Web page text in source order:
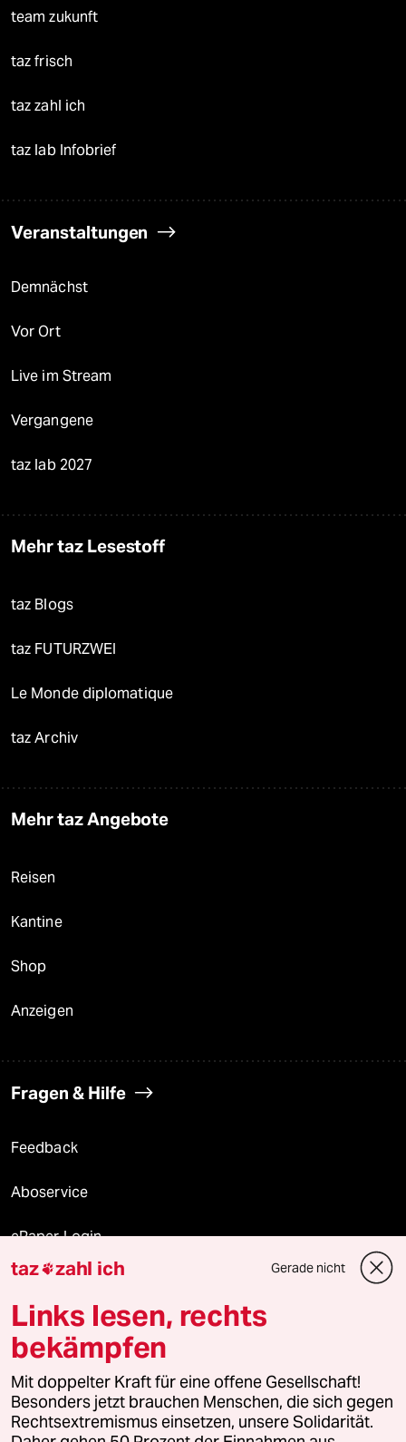
team zukunft
taz frisch
taz zahl ich
taz lab Infobrief
Veranstaltungen
Demnächst
Vor Ort
Live im Stream
Vergangene
taz lab 2027
Mehr taz Lesestoff
taz Blogs
taz FUTURZWEI
Le Monde diplomatique
taz Archiv
Mehr taz Angebote
Reisen
Kantine
Shop
Anzeigen
Fragen & Hilfe
Feedback
Aboservice
ePaper Login
Downloads für Abonnierende
© 2026 taz Verlags und Vertriebs GmbH
Alle Rechte vorbehalten. Bei rechtlichen Fragen oder für Genehmigungen
wenden Sie sich bitte an
lizenzen@taz.de
taz zahl ich Gerade nicht
Links lesen, rechts
bekämpfen
Mit doppelter Kraft für eine offene Gesellschaft!
Besonders jetzt brauchen Menschen, die sich gegen
Rechtsextremismus einsetzen, unsere Solidarität.